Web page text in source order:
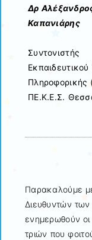
Δρ
Καπανιάρης
Συντονιστής
Πληροφορικής
ΠΕ.Κ.Ε.Σ.
Παρακαλούμε
Διευθυντών
ενημερωθούν
τριών που